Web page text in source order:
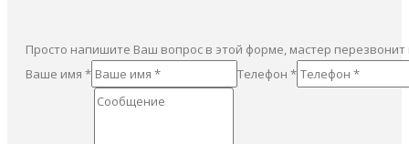
Просто напишите Ваш вопрос в этой форме, мастер
Ваше имя *
Телефон *